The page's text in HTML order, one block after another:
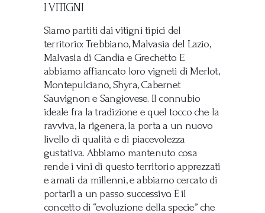
I VITIGNI
Siamo partiti dai vitigni tipici del
territorio: Trebbiano, Malvasia del Lazio,
Malvasia di Candia e Grechetto. E
abbiamo affiancato loro vigneti di Merlot,
Montepulciano, Shyra, Cabernet
Sauvignon e Sangiovese. Il connubio
ideale fra la tradizione e quel tocco che la
ravviva, la rigenera, la porta a un nuovo
livello di qualità e di piacevolezza
gustativa. Abbiamo mantenuto cosa
rende i vini di questo territorio apprezzati
e amati da millenni, e abbiamo cercato di
portarli a un passo successivo. È il
concetto di “evoluzione della specie” che